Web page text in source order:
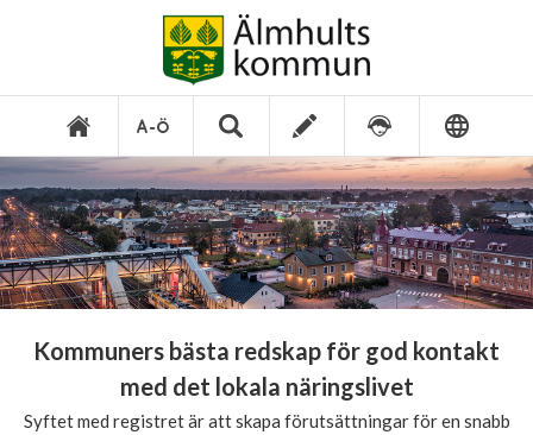
Kommuners bästa redskap för god kontakt
med det lokala näringslivet
Syftet med registret är att skapa förutsättningar för en snabb